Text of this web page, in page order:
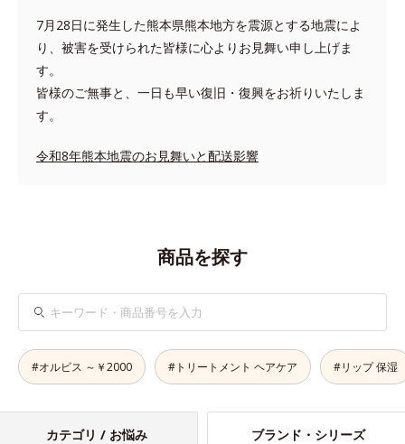
7月28日に発生した熊本県熊本地方を震源とする地震によ
り、被害を受けられた皆様に心よりお見舞い申し上げま
す。
皆様のご無事と、一日も早い復旧・復興をお祈りいたしま
す。
令和8年熊本地震のお見舞いと配送影響
商品を探す
検
索
#オルビス ～￥2000 #トリートメント ヘアケア #リップ 保湿
カテゴリ / お悩み ブランド・シリーズ